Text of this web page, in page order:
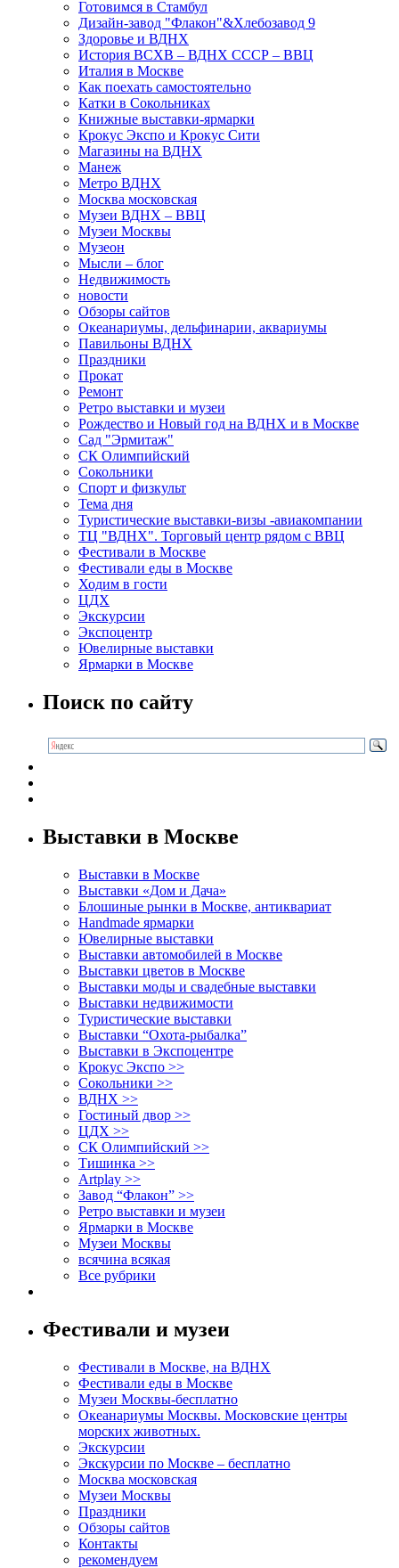
Готовимся в Стамбул
Дизайн-завод "Флакон"&Хлебозавод 9
Здоровье и ВДНХ
История ВСХВ – ВДНХ СССР – ВВЦ
Италия в Москве
Как поехать самостоятельно
Катки в Сокольниках
Книжные выставки-ярмарки
Крокус Экспо и Крокус Сити
Магазины на ВДНХ
Манеж
Метро ВДНХ
Москва московская
Музеи ВДНХ – ВВЦ
Музеи Москвы
Музеон
Мысли – блог
Недвижимость
новости
Обзоры сайтов
Океанариумы, дельфинарии, аквариумы
Павильоны ВДНХ
Праздники
Прокат
Ремонт
Ретро выставки и музеи
Рождество и Новый год на ВДНХ и в Москве
Сад "Эрмитаж"
СК Олимпийский
Сокольники
Спорт и физкульт
Тема дня
Туристические выставки-визы -авиакомпании
ТЦ "ВДНХ". Торговый центр рядом с ВВЦ
Фестивали в Москве
Фестивали еды в Москве
Ходим в гости
ЦДХ
Экскурсии
Экспоцентр
Ювелирные выставки
Ярмарки в Москве
Поиск по сайту
Выставки в Москве
Выставки в Москве
Выставки «Дом и Дача»
Блошиные рынки в Москве, антиквариат
Handmade ярмарки
Ювелирные выставки
Выставки автомобилей в Москве
Выставки цветов в Москве
Выставки моды и свадебные выставки
Выставки недвижимости
Туристические выставки
Выставки “Охота-рыбалка”
Выставки в Экспоцентре
Крокус Экспо >>
Сокольники >>
ВДНХ >>
Гостиный двор >>
ЦДХ >>
СК Олимпийский >>
Тишинка >>
Artplay >>
Завод “Флакон” >>
Ретро выставки и музеи
Ярмарки в Москве
Музеи Москвы
всячина всякая
Все рубрики
Фестивали и музеи
Фестивали в Москве, на ВДНХ
Фестивали еды в Москве
Музеи Москвы-бесплатно
Океанариумы Москвы. Московские центры
морских животных.
Экскурсии
Экскурсии по Москве – бесплатно
Москва московская
Музеи Москвы
Праздники
Обзоры сайтов
Контакты
рекомендуем